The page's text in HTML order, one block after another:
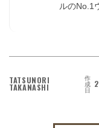
ルのNo.1
TATSUNORI
TAKANASHI
作
成
日